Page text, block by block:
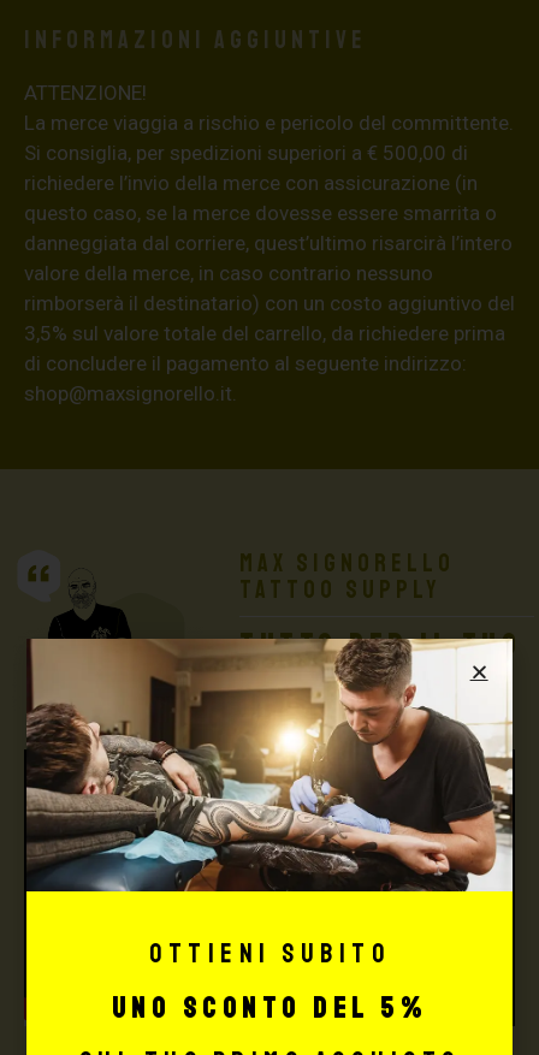
Informazioni aggiuntive
ATTENZIONE!
La merce viaggia a rischio e pericolo del committente.
Si consiglia, per spedizioni superiori a € 500,00 di
richiedere l’invio della merce con assicurazione (in
questo caso, se la merce dovesse essere smarrita o
danneggiata dal corriere, quest’ultimo risarcirà l’intero
valore della merce, in caso contrario nessuno
rimborserà il destinatario) con un costo aggiuntivo del
3,5% sul valore totale del carrello, da richiedere prima
di concludere il pagamento al seguente indirizzo:
shop@maxsignorello.it
Max Signorello
Tattoo Supply
TUTTO PER IL TUO
TATTOO STUDIO
Ottieni subito
uno sconto del 5%